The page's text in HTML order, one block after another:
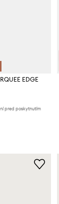
EDGE
pred poskytnutím